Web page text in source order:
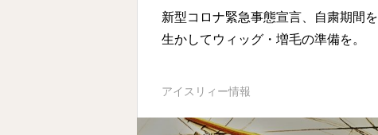
新型コロナ緊急事態宣言、自粛期間を
生かしてウィッグ・増毛の準備を。
アイスリィー情報